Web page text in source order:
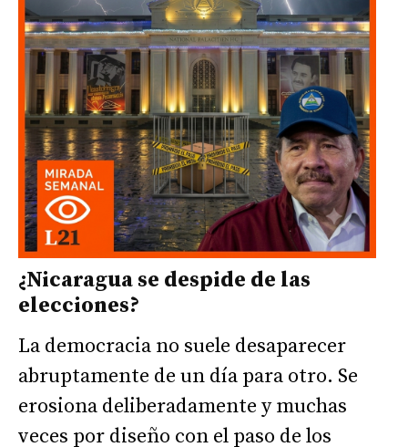
¿Nicaragua se despide de las
elecciones?
La democracia no suele desaparecer
abruptamente de un día para otro. Se
erosiona deliberadamente y muchas
veces por diseño con el paso de los